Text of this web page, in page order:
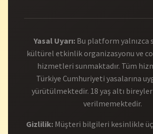
Yasal Uyarı:Bu platform yalnızca
kültürel etkinlik organizasyonu ve
hizmetleri sunmaktadır. Tüm
Türkiye Cumhuriyeti yasalarına
yürütülmektedir. 18 yaş altı
verilmemektedir.
Gizlilik: Müşteri bilgileri kesinlikle